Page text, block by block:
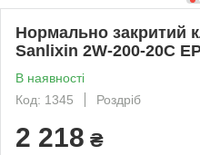
Нормально закритий
Sanlixin 2W-200-20C
В наявності
Код: 1345
Роздріб
2 218 ₴